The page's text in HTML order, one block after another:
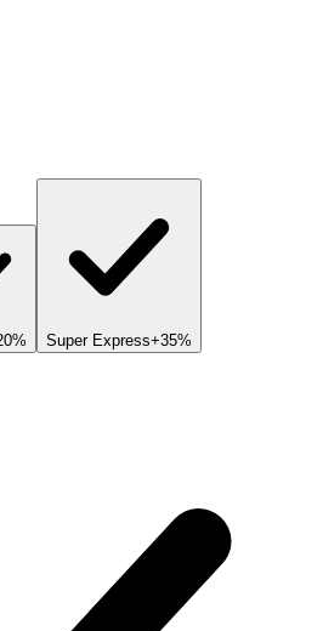
Super Express+35%